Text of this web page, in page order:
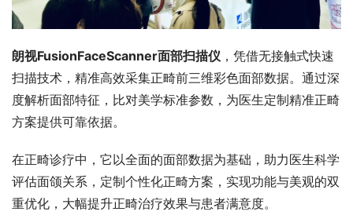
朗视FusionFaceScanner面部扫描仪 ，凭借无接触式快速
扫描技术，精准高效采集正畸前三维彩色面部数据。通过深
度解析面部特征，比对美学标准参数，为医生定制精准正畸
方案提供可靠依据。
在正畸诊疗中，它以全面的面部数据为基础，助力医生科学
评估面颌关系，定制个性化正畸方案，实现功能与美观的双
重优化，大幅提升正畸治疗效果与患者满意度。